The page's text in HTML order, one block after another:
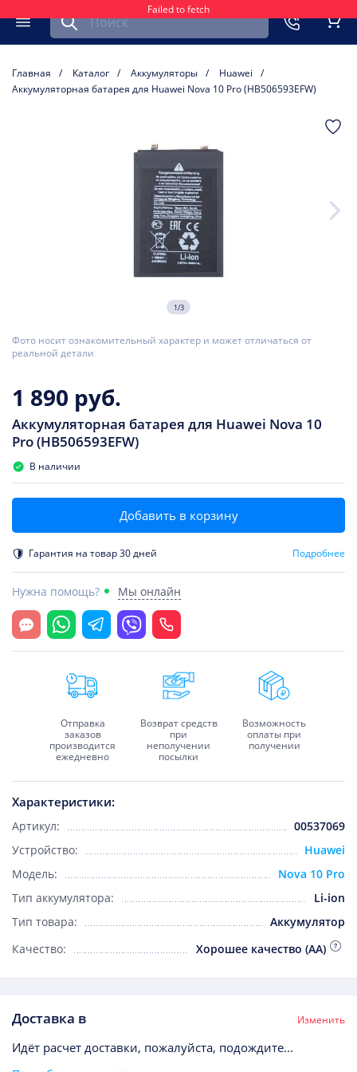
Failed to fetch
Меню
Найти запчасть для мобильного устройства
Главная Каталог Аккумуляторы
Huawei
Аккумуляторная батарея для Huawei Nova 10 Pro (HB506593EFW)
1/3
Фото носит ознакомительный характер и может отличаться от
реальной детали
Характеристики:
Артикул:
00537069
Устройство:
Huawei
Модель:
Nova 10 Pro
Тип аккумулятора:
Li-ion
Тип товара:
Аккумулятор
Качество:
Хорошее качество (AA)
1 890 руб.
Аккумуляторная батарея для Huawei Nova 10
Pro (HB506593EFW)
В наличии
Добавить в корзину
Гарантия на товар 30 дней Подробнее
Нужна помощь? Мы онлайн
Открыть чат
WhatsappTelegramViber Позвонить
Доставка в Изменить
Идёт расчет доставки, пожалуйста, подождите...
Отправка
заказов
производится
ежедневно
Возврат средств
при
неполучении
посылки
Возможность
оплаты при
получении